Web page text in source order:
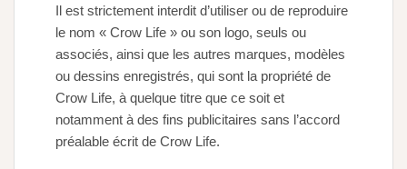
Il est strictement interdit d’utiliser ou de reproduire
le nom « Crow Life » ou son logo, seuls ou
associés, ainsi que les autres marques, modèles
ou dessins enregistrés, qui sont la propriété de
Crow Life, à quelque titre que ce soit et
notamment à des fins publicitaires sans l’accord
préalable écrit de Crow Life.